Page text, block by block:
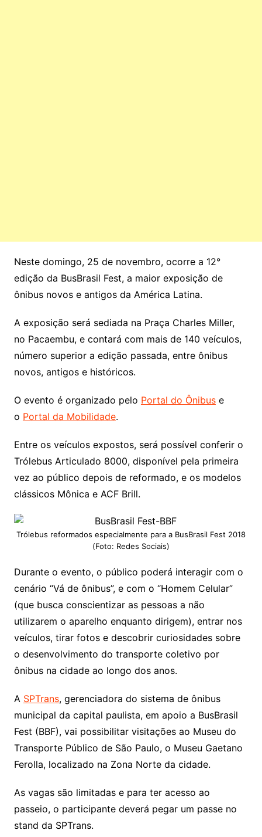
Neste domingo, 25 de novembro, ocorre a 12°
edição da BusBrasil Fest, a maior exposição de
ônibus novos e antigos da América Latina.
A exposição será sediada na Praça Charles Miller,
no Pacaembu, e contará com mais de 140 veículos,
número superior a edição passada, entre ônibus
novos, antigos e históricos.
O evento é organizado pelo Portal do Ônibuse
o Portal da Mobilidade.
Entre os veículos expostos, será possível conferir o
Trólebus Articulado 8000, disponível pela primeira
vez ao público depois de reformado, e os modelos
clássicos Mônica e ACF Brill.
Trólebus reformados especialmente para a BusBrasil Fest 2018
(Foto: Redes Sociais)
Durante o evento, o público poderá interagir com o
cenário “Vá de ônibus”, e com o “Homem Celular”
(que busca conscientizar as pessoas a não
utilizarem o aparelho enquanto dirigem), entrar nos
veículos, tirar fotos e descobrir curiosidades sobre
o desenvolvimento do transporte coletivo por
ônibus na cidade ao longo dos anos.
A SPTrans, gerenciadora do sistema de ônibus
municipal da capital paulista, em apoio a BusBrasil
Fest (BBF), vai possibilitar visitações ao Museu do
Transporte Público de São Paulo, o Museu Gaetano
Ferolla, localizado na Zona Norte da cidade.
As vagas são limitadas e para ter acesso ao
passeio, o participante deverá pegar um passe no
stand da SPTrans.